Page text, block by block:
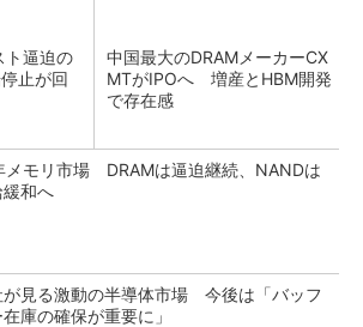
ト逼迫の
止が回
中国最大のDRAMメーカーCX
MTがIPOへ 増産とHBM開発
で存在感
メモリ市場 DRAMは逼迫継続、NANDは
和へ
が見る激動の半導体市場 今後は「バッフ
在庫の確保が重要に」